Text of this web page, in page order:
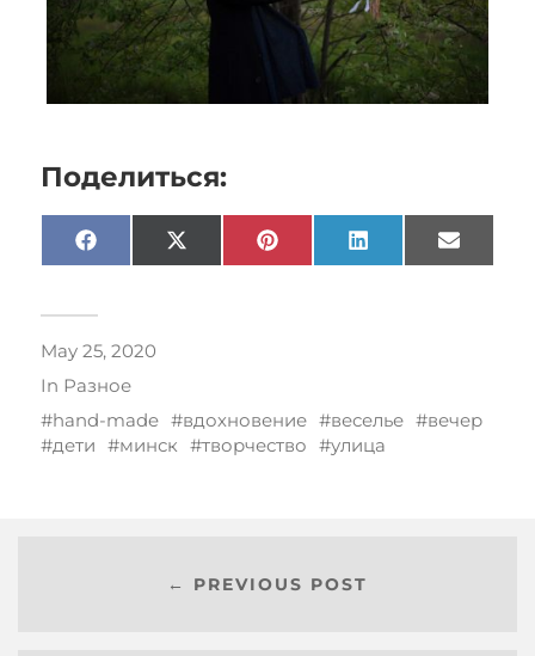
Поделиться:
Facebook X
(Twitter)
Pinterest LinkedIn Email
May 25, 2020
In Разное
hand-made
вдохновение веселье
вечер
дети
минск творчество улица
← PREVIOUS POST